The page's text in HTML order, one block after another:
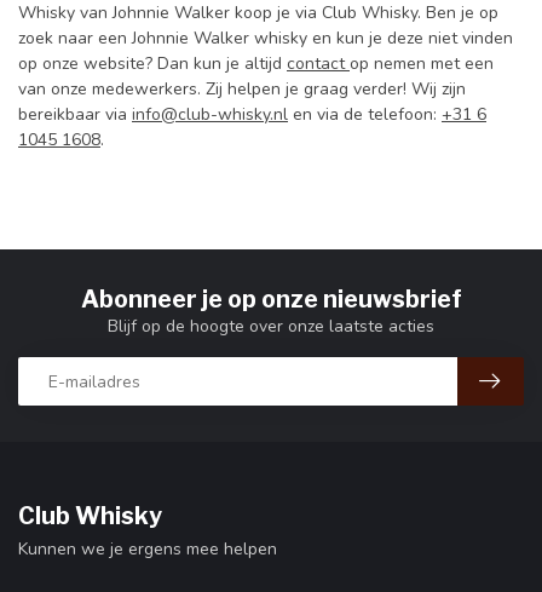
Whisky van Johnnie Walker koop je via Club Whisky. Ben je op
zoek naar een Johnnie Walker whisky en kun je deze niet vinden
op onze website? Dan kun je altijd contactop nemen met een
van onze medewerkers. Zij helpen je graag verder! Wij zijn
bereikbaar via info@club-whisky.nl en via de telefoon: +31 6
1045 1608.
Abonneer je op onze nieuwsbrief
Blijf op de hoogte over onze laatste acties
Club Whisky
Kunnen we je ergens mee helpen